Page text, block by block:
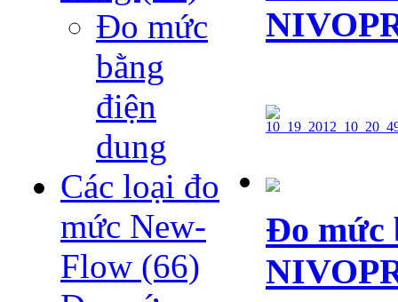
Đo mức
bằng
điện
dung
Các loại đo
mức New-
Flow (66)
Đo mức